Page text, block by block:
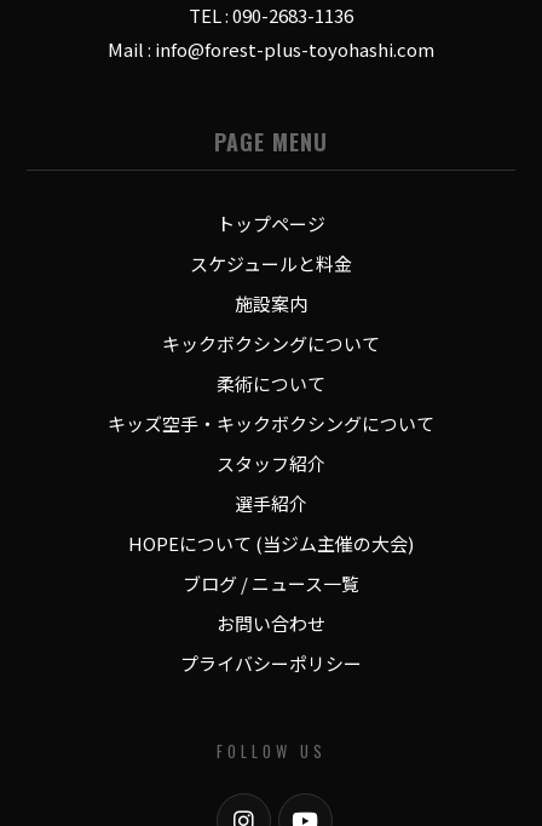
TEL : 090-2683-1136
Mail : info@forest-plus-toyohashi.com
PAGE MENU
トップページ
スケジュールと料金
施設案内
キックボクシングについて
柔術について
キッズ空手・キックボクシングについて
スタッフ紹介
選手紹介
HOPEについて (当ジム主催の大会)
ブログ / ニュース一覧
お問い合わせ
プライバシーポリシー
FOLLOW US